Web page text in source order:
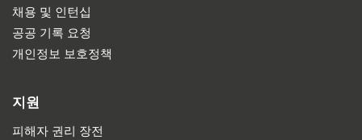
채용 및 인턴십
공공 기록 요청
개인정보 보호정책
지원
피해자 권리 장전